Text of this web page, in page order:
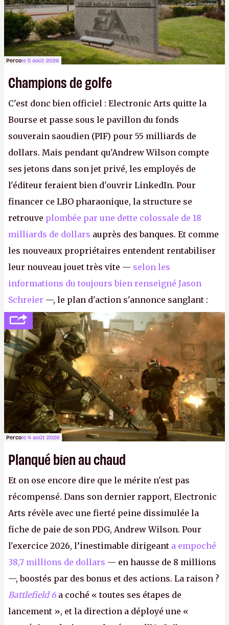
Percole 5 août 2026
Champions de golfe
C'est donc bien officiel : Electronic Arts quitte la
Bourse et passe sous le pavillon du fonds
souverain saoudien (PIF) pour 55 milliards de
dollars. Mais pendant qu'Andrew Wilson compte
ses jetons dans son jet privé, les employés de
l'éditeur feraient bien d'ouvrir LinkedIn. Pour
financer ce LBO pharaonique, la structure se
retrouve plombée par une dette colossale de 18
milliards de dollars auprès des banques. Et comme
les nouveaux propriétaires entendent rentabiliser
leur nouveau jouet très vite — selon les
informations du toujours bien renseigné Jason
Schreier —, le plan d'action s'annonce sanglant :
réductions de coûts drastiques, fermetures de
studios et licenciements massifs. En gros, essorer
FCetBattlefield, puis virer le reste.P.
Percole 4 août 2026
Planqué bien au chaud
Et on ose encore dire que le mérite n'est pas
récompensé. Dans son dernier rapport, Electronic
Arts révèle avec une fierté peine dissimulée la
fiche de paie de son PDG, Andrew Wilson. Pour
l'exercice 2026, l’inestimable dirigeant a empoché
38,7 millions de dollars — en hausse de 8 millions
—, boostés par des bonus et des actions. La raison ?
Battlefield 6 a coché « toutes ses étapes de
lancement », et la direction a déployé une «